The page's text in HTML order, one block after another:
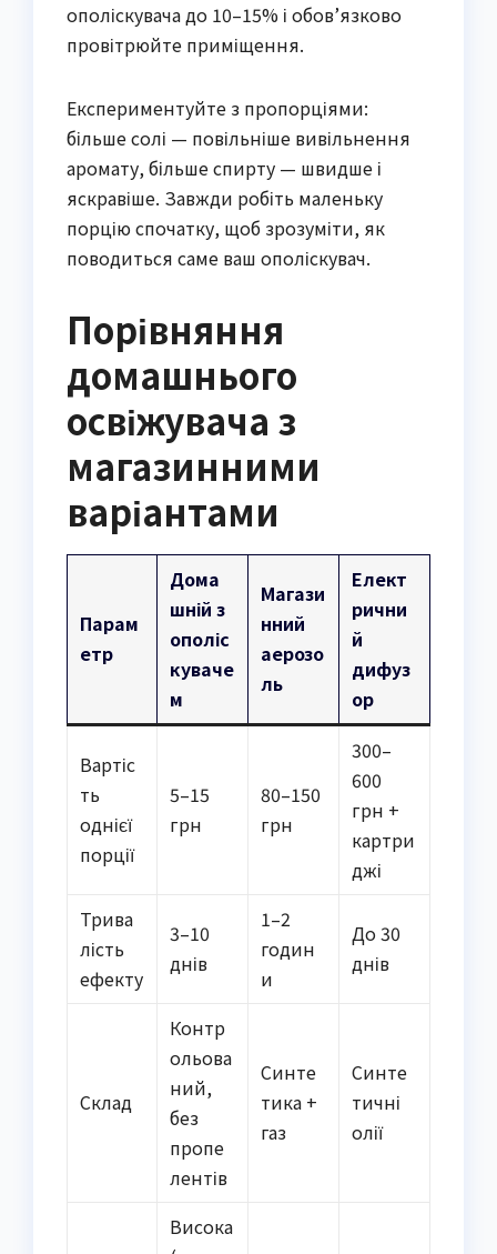
ополіскувача до 10–15% і обов’язково
провітрюйте приміщення.
Експериментуйте з пропорціями:
більше солі — повільніше вивільнення
аромату, більше спирту — швидше і
яскравіше. Завжди робіть маленьку
порцію спочатку, щоб зрозуміти, як
поводиться саме ваш ополіскувач.
Порівняння
домашнього
освіжувача з
магазинними
варіантами
Парам
етр
Дома
шній з
ополіс
куваче
м
Магази
нний
аерозо
ль
Елект
рични
й
дифуз
ор
Вартіс
ть
однієї
порції
5–15
грн
80–150
грн
300–
600
грн +
картри
джі
Трива
лість
ефекту
3–10
днів
1–2
годин
и
До 30
днів
Склад
Контр
ольова
ний,
без
пропе
лентів
Синте
тика +
газ
Синте
тичні
олії
Висока